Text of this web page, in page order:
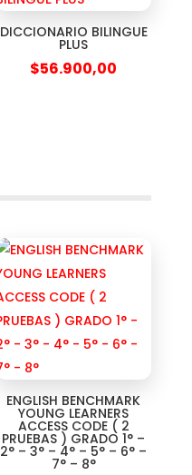
DICCIONARIO BILINGUE
PLUS
$56.900,00
ENGLISH BENCHMARK
YOUNG LEARNERS
ACCESS CODE ( 2
PRUEBAS ) GRADO 1° –
2° – 3° – 4° – 5° – 6° –
7° – 8°